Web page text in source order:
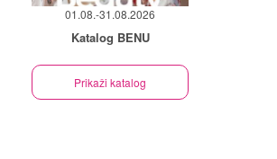
01.08.-31.08.2026
Katalog BENU
Prikaži katalog